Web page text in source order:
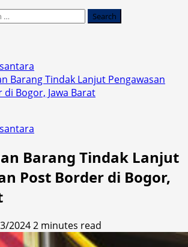
Barang Tindak Lanjut Pengawasan
di Bogor, Jawa Barat
Barang Tindak Lanjut
Post Border di Bogor,
20242 minutes read